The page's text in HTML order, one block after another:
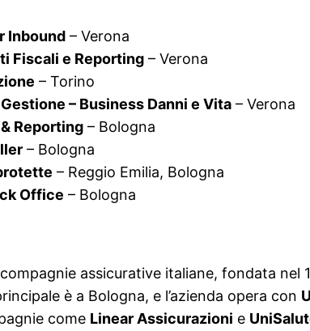
Inbound – Verona
Fiscali e Reporting – Verona
– Torino
– Business Danni e Vita – Verona
Reporting – Bologna
– Bologna
– Reggio Emilia, Bologna
Office – Bologna
assicurative italiane, fondata nel
è a Bologna, e l’azienda opera con
come Linear Assicurazioni e